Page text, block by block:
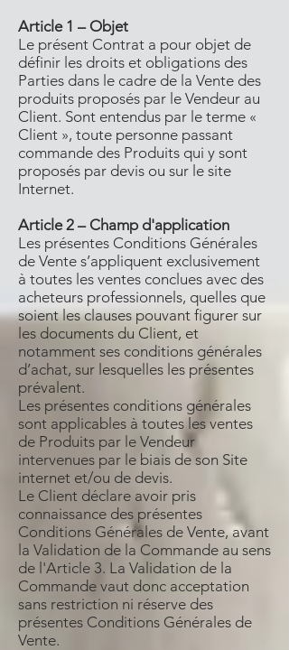
Article 1 – Objet
Le présent Contrat a pour objet de
définir les droits et obligations des
Parties dans le cadre de la Vente des
produits proposés par le Vendeur au
Client. Sont entendus par le terme «
Client », toute personne passant
commande des Produits qui y sont
proposés par devis ou sur le site
Internet.
Article 2 – Champ d'application
Les présentes Conditions Générales
de Vente s’appliquent exclusivement
à toutes les ventes conclues avec des
acheteurs professionnels, quelles que
soient les clauses pouvant figurer sur
les documents du Client, et
notamment ses conditions générales
d’achat, sur lesquelles les présentes
prévalent.
Les présentes conditions générales
sont applicables à toutes les ventes
de Produits par le Vendeur
intervenues par le biais de son Site
internet et/ou de devis.
Le Client déclare avoir pris
connaissance des présentes
Conditions Générales de Vente, avant
la Validation de la Commande au sens
de l'Article 3. La Validation de la
Commande vaut donc acceptation
sans restriction ni réserve des
présentes Conditions Générales de
Vente.